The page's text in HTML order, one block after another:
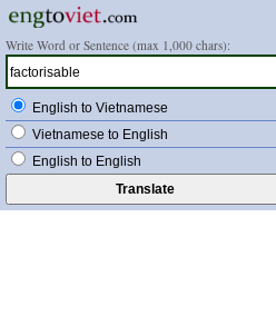
Write Word or Sentence (max 1,000 chars):
English to Vietnamese
Vietnamese to English
English to English